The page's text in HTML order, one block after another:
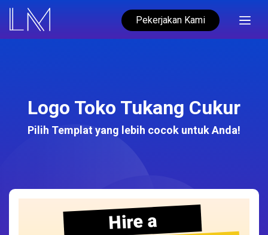
Pekerjakan Kami
Logo Toko Tukang Cukur
Pilih Templat yang lebih cocok untuk Anda!
Hire a